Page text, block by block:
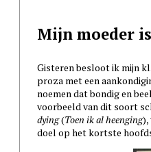
Mijn moeder
Gisteren besloot ik mijn
proza met een
noemen dat bondig en
voorbeeld van dit soort
dying(Toen ik al heenging),
doel op het kortste